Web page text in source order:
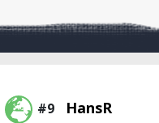
#9 HansR